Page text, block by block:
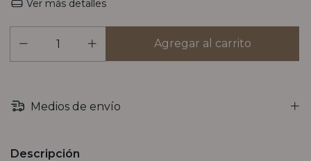
Ver más detalles
Medios de envío
Descripción